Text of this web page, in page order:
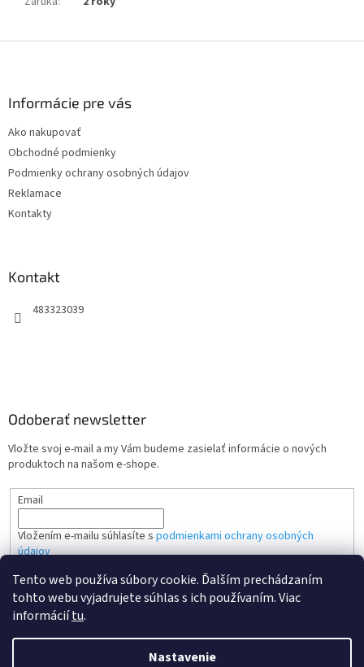
Tento web používa súbory cookie. Ďalším prechádzaním
tohto webu vyjadrujete súhlas s ich používaním. Viac
informáciítu.
Nastavenie
Informácie pre vás
Ako nakupovať
Obchodné podmienky
Podmienky ochrany osobných údajov
Reklamace
Kontakty
Kontakt
483323039
Odoberať newsletter
Vložte svoj e-mail a my Vám budeme zasielať informácie o nových
produktoch na našom e-shope.
Email
Vložením e-mailu súhlasíte s podmienkami ochrany osobných
údajov
PRIHLÁSIŤ SA
Vytvoril Shoptet